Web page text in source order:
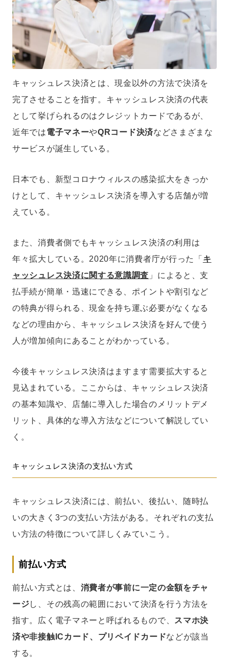
キャッシュレス決済とは、現金以外の方法で決済を
完了させることを指す。キャッシュレス決済の代表
として挙げられるのはクレジットカードであるが、
近年では電子マネーやQRコード決済などさまざまな
サービスが誕生している。
日本でも、新型コロナウィルスの感染拡大をきっか
けとして、キャッシュレス決済を導入する店舗が増
えている。
また、消費者側でもキャッシュレス決済の利用は
年々拡大している。2020年に消費者庁が行った「 キ
ャッシュレス決済に関する意識調査 」によると、支
払手続が簡単・迅速にできる、ポイントや割引など
の特典が得られる、現金を持ち運ぶ必要がなくなる
などの理由から、キャッシュレス決済を好んで使う
人が増加傾向にあることがわかっている。
今後キャッシュレス決済はますます需要拡大すると
見込まれている。ここからは、キャッシュレス決済
の基本知識や、店舗に導入した場合のメリットデメ
リット、具体的な導入方法などについて解説してい
く。
キャッシュレス決済の支払い方式
キャッシュレス決済には、前払い、後払い、随時払
いの大きく3つの支払い方法がある。それぞれの支払
い方法の特徴について詳しくみていこう。
前払い方式
前払い方式とは、 消費者が事前に一定の金額をチャ
ージし、その残高の範囲において決済を行う方法を
指す。広く電子マネーと呼ばれるもので、 スマホ決
済や非接触ICカード、プリペイドカードなどが該当
する。